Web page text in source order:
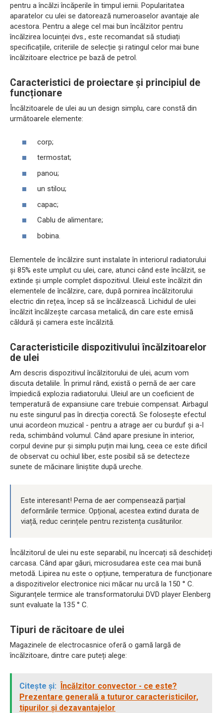
pentru a încălzi încăperile în timpul iernii. Popularitatea
aparatelor cu ulei se datorează numeroaselor avantaje ale
acestora. Pentru a alege cel mai bun încălzitor pentru
încălzirea locuinței dvs., este recomandat să studiați
specificațiile, criteriile de selecție și ratingul celor mai bune
încălzitoare electrice pe bază de petrol.
Caracteristici de proiectare și principiul de
funcționare
Încălzitoarele de ulei au un design simplu, care constă din
următoarele elemente:
corp;
termostat;
panou;
un stilou;
capac;
Cablu de alimentare;
bobina.
Elementele de încălzire sunt instalate în interiorul radiatorului
și 85% este umplut cu ulei, care, atunci când este încălzit, se
extinde și umple complet dispozitivul. Uleiul este încălzit din
elementele de încălzire, care, după pornirea încălzitorului
electric din rețea, încep să se încălzească. Lichidul de ulei
încălzit încălzește carcasa metalică, din care este emisă
căldură și camera este încălzită.
Caracteristicile dispozitivului încălzitoarelor
de ulei
Am descris dispozitivul încălzitorului de ulei, acum vom
discuta detaliile. În primul rând, există o pernă de aer care
împiedică explozia radiatorului. Uleiul are un coeficient de
temperatură de expansiune care trebuie compensat. Airbagul
nu este singurul pas în direcția corectă. Se folosește efectul
unui acordeon muzical - pentru a atrage aer cu burduf și a-l
reda, schimbând volumul. Când apare presiune în interior,
corpul devine pur și simplu puțin mai lung, ceea ce este dificil
de observat cu ochiul liber, este posibil să se detecteze
sunete de măcinare liniștite după ureche.
Este interesant! Perna de aer compensează parțial
deformările termice. Opțional, acestea extind durata de
viață, reduc cerințele pentru rezistența cusăturilor.
Încălzitorul de ulei nu este separabil, nu încercați să deschideți
carcasa. Când apar găuri, microsudarea este cea mai bună
metodă. Lipirea nu este o opțiune, temperatura de funcționare
a dispozitivelor electronice nici măcar nu urcă la 150 ° C.
Siguranțele termice ale transformatorului DVD player Elenberg
sunt evaluate la 135 ° C.
Tipuri de răcitoare de ulei
Magazinele de electrocasnice oferă o gamă largă de
încălzitoare, dintre care puteți alege:
Citește și: Încălzitor convector - ce este?
Prezentare generală a tuturor caracteristicilor,
tipurilor și dezavantajelor